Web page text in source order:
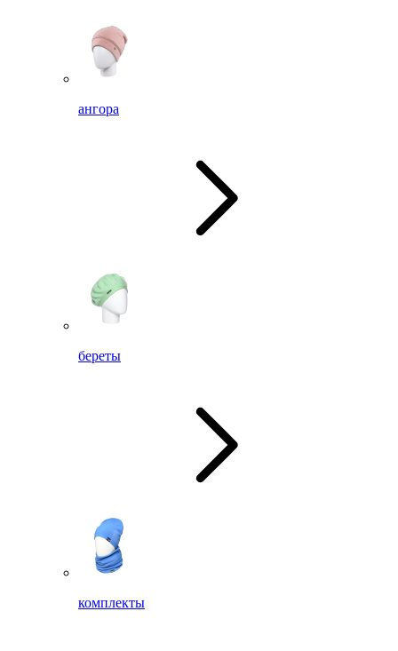
ангора
береты
комплекты